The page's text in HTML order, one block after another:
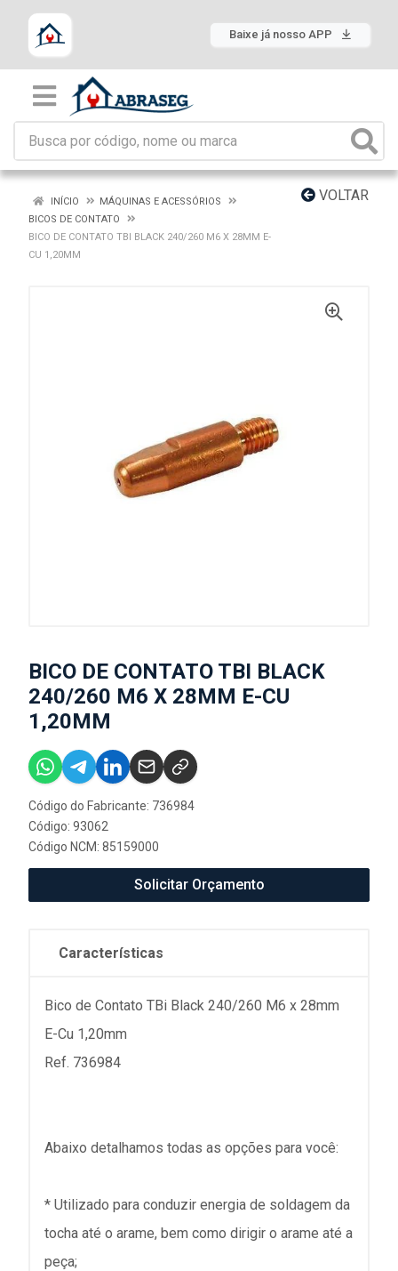
Baixe já nosso APP
VOLTAR
INÍCIO
MÁQUINAS E ACESSÓRIOS
BICOS DE CONTATO
BICO DE CONTATO TBI BLACK 240/260 M6 X 28MM E-
CU 1,20MM
BICO DE CONTATO TBI BLACK
240/260 M6 X 28MM E-CU
1,20MM
Código do Fabricante: 736984
Código: 93062
Código NCM: 85159000
Solicitar Orçamento
Características
Bico de Contato TBi Black 240/260 M6 x 28mm
E-Cu 1,20mm
Ref. 736984
Abaixo detalhamos todas as opções para você:
* Utilizado para conduzir energia de soldagem da
tocha até o arame, bem como dirigir o arame até a
peça;